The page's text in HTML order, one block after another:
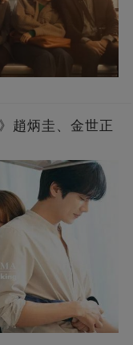
趙炳圭、金世正